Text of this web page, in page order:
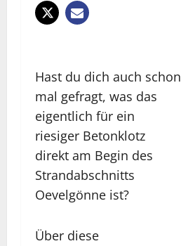
Hast du dich auch schon
mal gefragt, was das
eigentlich für ein
riesiger Betonklotz
direkt am Begin des
Strandabschnitts
Oevelgönne ist?
Über diese